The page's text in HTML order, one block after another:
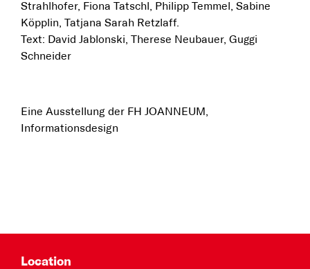
Strahlhofer, Fiona Tatschl, Philipp Temmel, Sabine
Köpplin, Tatjana Sarah Retzlaff.
Text: David Jablonski, Therese Neubauer, Guggi
Schneider
Eine Ausstellung der FH JOANNEUM,
Informationsdesign
Location